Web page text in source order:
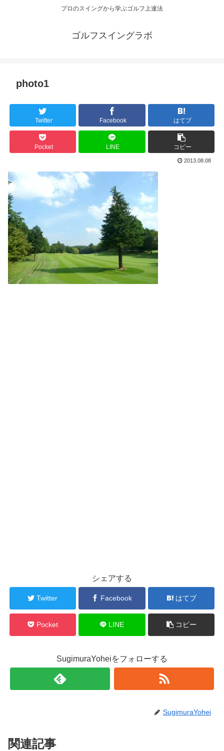
プロのスイングから学ぶゴルフ上達法
ゴルフスイングラボ
photo1
Twitter Facebook はてブ
Pocket LINE コピー
2013.08.08
シェアする
Twitter Facebook はてブ
Pocket LINE コピー
SugimuraYoheiをフォローする
SugimuraYohei
関連記事